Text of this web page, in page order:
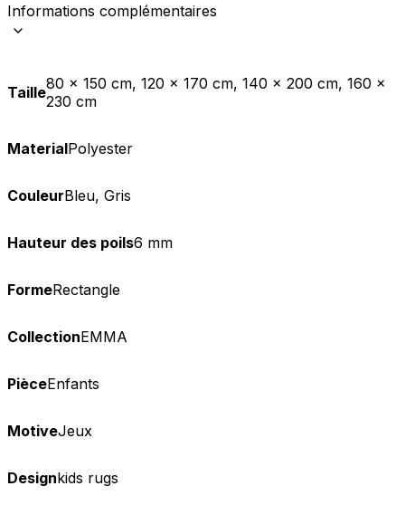
Informations complémentaires
Taille80 x 150 cm, 120 x 170 cm, 140 x 200 cm, 160 x
230 cm
MaterialPolyester
CouleurBleu, Gris
Hauteur des poils6 mm
FormeRectangle
CollectionEMMA
PièceEnfants
MotiveJeux
Designkids rugs